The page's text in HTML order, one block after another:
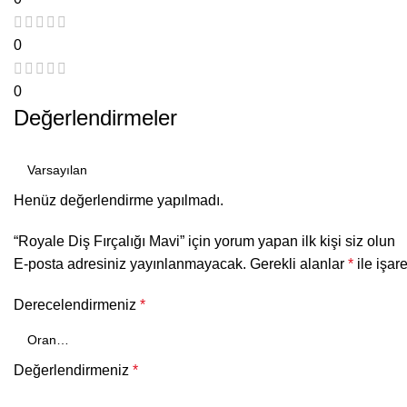
0
0
Değerlendirmeler
Henüz değerlendirme yapılmadı.
“Royale Diş Fırçalığı Mavi” için yorum yapan ilk kişi siz olun
E-posta adresiniz yayınlanmayacak. Gerekli alanlar * ile
Derecelendirmeniz *
Değerlendirmeniz *